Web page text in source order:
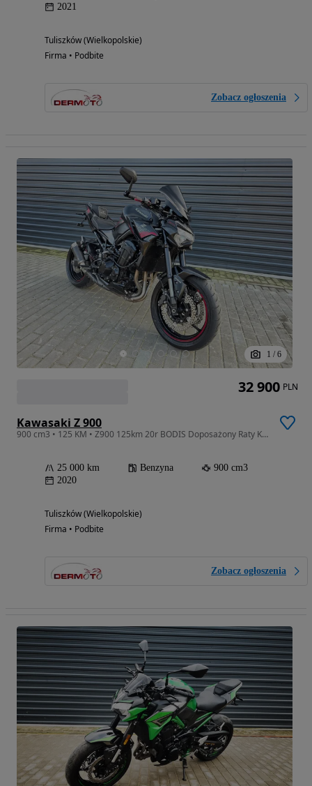
2021
Tuliszków (Wielkopolskie)
Firma • Podbite
Zobacz ogłoszenia
1 / 6
Kawasaki Z 900
900 cm3 • 125 KM • Z900 125km 20r BODIS Doposażony Raty Kredyt Transport
25 000 km Benzyna
900 cm3
2020
Tuliszków (Wielkopolskie)
Firma • Podbite
Zobacz ogłoszenia
32 900 PLN